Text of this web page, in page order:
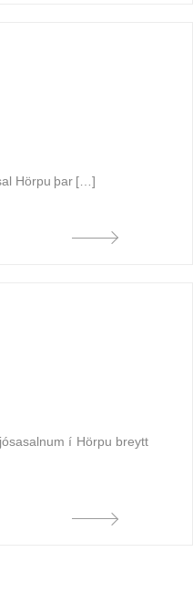
Hörpu þar […]
í Hörpu breytt